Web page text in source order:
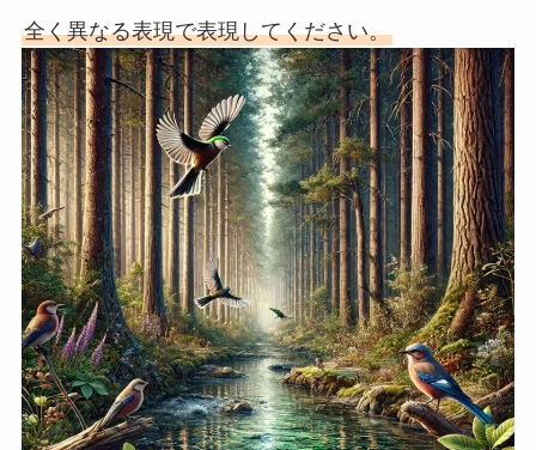
全く異なる表現で表現してください。